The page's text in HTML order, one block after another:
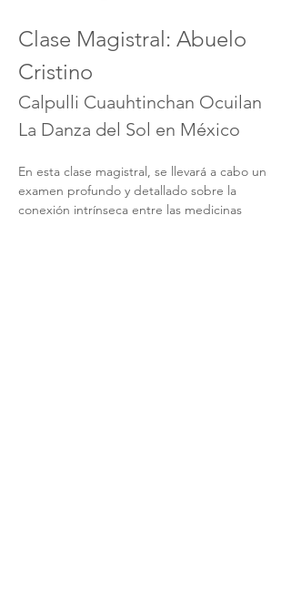
Clase Magistral: Abuelo
Cristino
Calpulli Cuauhtinchan Ocuilan
La Danza del Sol en México
En esta clase magistral, se llevará a cabo un
examen profundo y detallado sobre la
conexión intrínseca entre las medicinas